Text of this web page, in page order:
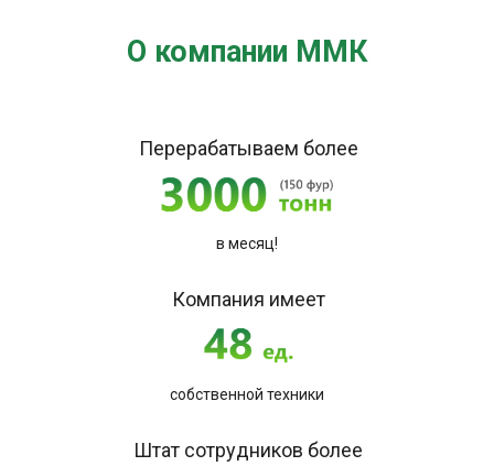
О компании ММК
в месяц!
Компания имеет
Перерабатываем более
собственной техники
Штат сотрудников более